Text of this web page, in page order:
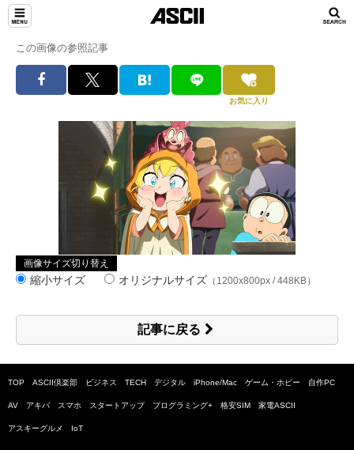
この画像の参照記事
お気に入り
画像サイズ切り替え
縮小サイズ オリジナルサイズ （1200x800px / 448KB）
記事に戻る
TOP ASCII倶楽部 ビジネス TECH デジタル iPhone/Mac ゲーム・ホビー 自作PC
AV アキバ スマホ スタートアップ プログラミング+ 格安SIM 家電ASCII
アスキーグルメ IoT